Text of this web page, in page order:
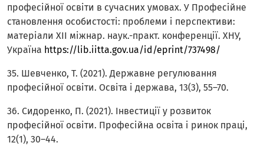
професійної освіти в сучасних умовах. У Професійне
становлення особистості: проблеми і перспективи:
матеріали ХІІ міжнар. наук.-практ. конференції. ХНУ,
Україна https://lib.iitta.gov.ua/id/eprint/737498/
35. Шевченко, Т. (2021). Державне регулювання
професійної освіти. Освіта і держава, 13(3), 55–70.
36. Сидоренко, П. (2021). Інвестиції у розвиток
професійної освіти. Професійна освіта і ринок праці,
12(1), 30–44.